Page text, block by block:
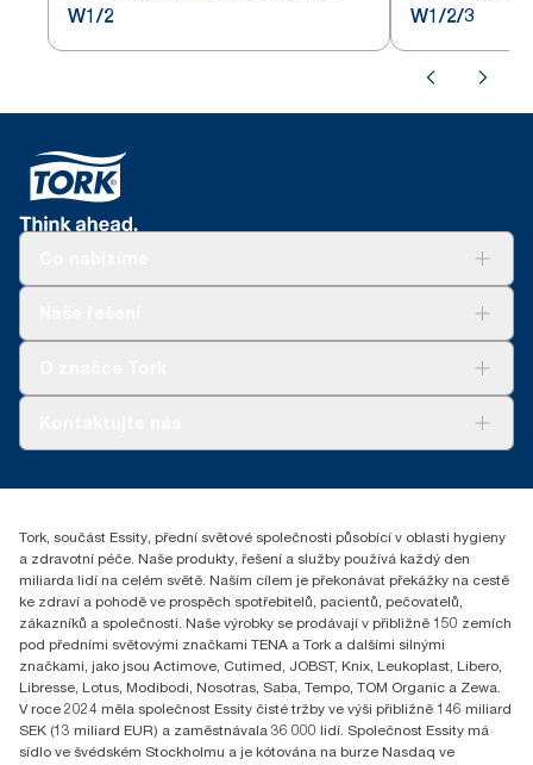
W1/2
W1/2/3
reception.prague@essity.com
Praha 8, Karlin, Sokolovská 100/94
186 00 Česká republika
Tork, součást Essity, přední světové společnosti působící v oblasti hygieny
a zdravotní péče. Naše produkty, řešení a služby používá každý den
miliarda lidí na celém světě. Naším cílem je překonávat překážky na cestě
ke zdraví a pohodě ve prospěch spotřebitelů, pacientů, pečovatelů,
zákazníků a společnosti. Naše výrobky se prodávají v přibližně 150 zemích
pod předními světovými značkami TENA a Tork a dalšími silnými
značkami, jako jsou Actimove, Cutimed, JOBST, Knix, Leukoplast, Libero,
Libresse, Lotus, Modibodi, Nosotras, Saba, Tempo, TOM Organic a Zewa.
V roce 2024 měla společnost Essity čisté tržby ve výši přibližně 146 miliard
SEK (13 miliard EUR) a zaměstnávala 36 000 lidí. Společnost Essity má
sídlo ve švédském Stockholmu a je kótována na burze Nasdaq ve